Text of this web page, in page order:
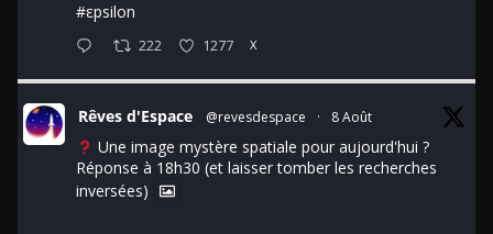
#εpsilon
222 1277 X
Rêves d'Espace @revesdespace · 8 Août
Une image mystère spatiale pour aujourd'hui ?
Réponse à 18h30 (et laisser tomber les recherches
inversées)